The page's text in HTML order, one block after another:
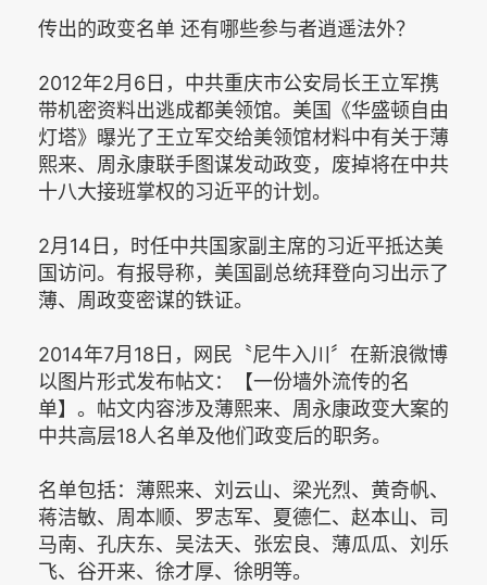
传出的政变名单 还有哪些参与者逍遥法外？
2012年2月6日，中共重庆市公安局长王立军携
带机密资料出逃成都美领馆。美国《华盛顿自由
灯塔》曝光了王立军交给美领馆材料中有关于薄
熙来、周永康联手图谋发动政变，废掉将在中共
十八大接班掌权的习近平的计划。
2月14日，时任中共国家副主席的习近平抵达美
国访问。有报导称，美国副总统拜登向习出示了
薄、周政变密谋的铁证。
2014年7月18日，网民〝尼牛入川〞在新浪微博
以图片形式发布帖文：【一份墙外流传的名
单】。帖文内容涉及薄熙来、周永康政变大案的
中共高层18人名单及他们政变后的职务。
名单包括：薄熙来、刘云山、梁光烈、黄奇帆、
蒋洁敏、周本顺、罗志军、夏德仁、赵本山、司
马南、孔庆东、吴法天、张宏良、薄瓜瓜、刘乐
飞、谷开来、徐才厚、徐明等。